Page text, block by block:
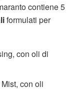
contiene 5
formulati per
con oli di
con oli